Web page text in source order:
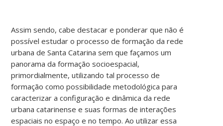
Assim sendo, cabe destacar e ponderar que não é
possível estudar o processo de formação da rede
urbana de Santa Catarina sem que façamos um
panorama da formação socioespacial,
primordialmente, utilizando tal processo de
formação como possibilidade metodológica para
caracterizar a configuração e dinâmica da rede
urbana catarinense e suas formas de interações
espaciais no espaço e no tempo. Ao utilizar essa